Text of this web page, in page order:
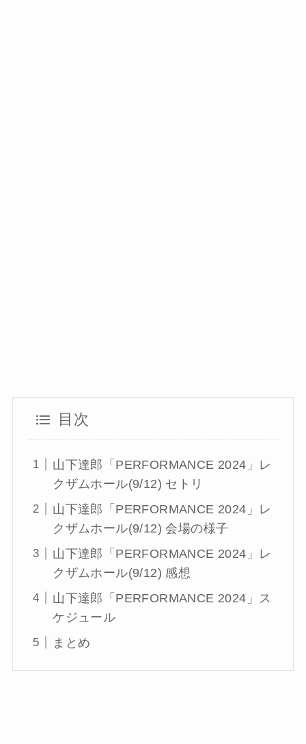
目次
山下達郎「PERFORMANCE 2024」レ
クザムホール(9/12) セトリ
山下達郎「PERFORMANCE 2024」レ
クザムホール(9/12) 会場の様子
山下達郎「PERFORMANCE 2024」レ
クザムホール(9/12) 感想
山下達郎「PERFORMANCE 2024」ス
ケジュール
まとめ